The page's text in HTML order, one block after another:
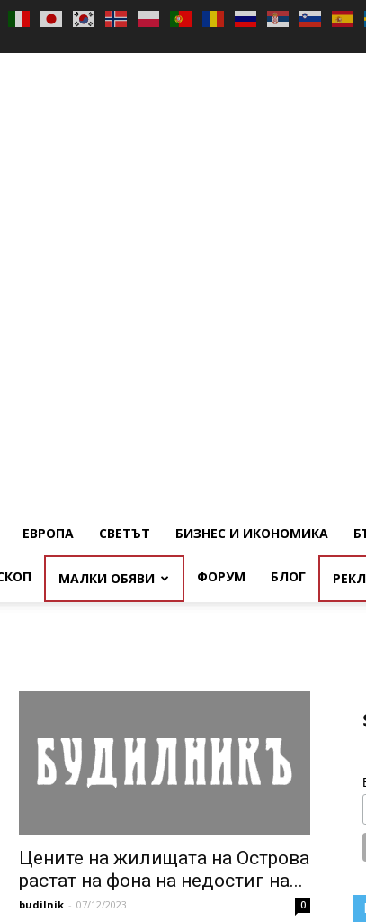
ЕВРОПА СВЕТЪТ БИЗНЕС И ИКОНОМИКА
МАЛКИ ОБЯВИ ФОРУМ БЛОГ
Цените на жилищата на Острова
растат на фона на недостиг на...
budilnik - 07/12/2023 0